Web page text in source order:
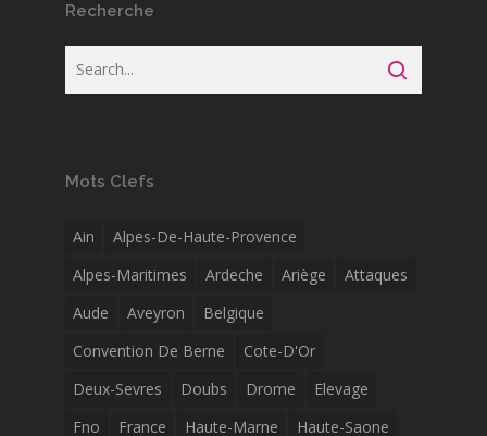
Recherche
Mots Clefs
Ain
Alpes-De-Haute-Provence
Alpes-Maritimes
Ardeche Ariège
Attaques
Aude
Aveyron
Belgique
Convention De Berne
Cote-D'Or
Deux-Sevres
Doubs Drome
Elevage
Fno
France Haute-Marne Haute-Saone